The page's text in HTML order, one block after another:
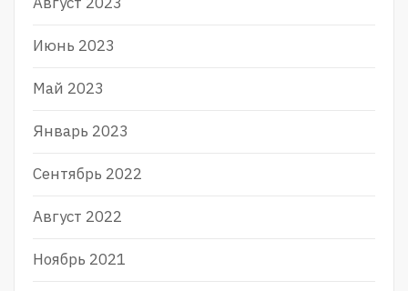
Июнь 2023
Май 2023
Январь 2023
Сентябрь 2022
Август 2022
Ноябрь 2021